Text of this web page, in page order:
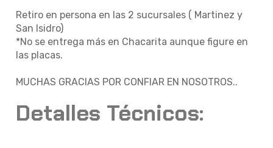
Retiro en persona en las 2 sucursales ( Martinez y
San Isidro)
*No se entrega más en Chacarita aunque figure en
las placas.
MUCHAS GRACIAS POR CONFIAR EN NOSOTROS..
Detalles Técnicos: